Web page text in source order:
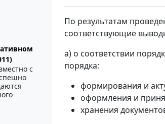
с
По результатам
соответствующие
а) о соответствии
порядка:
формирования и
оформления и
хранения